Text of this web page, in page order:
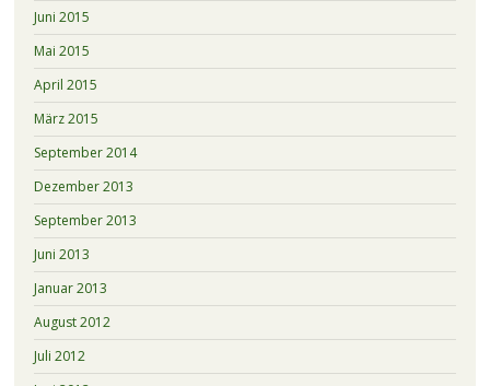
Juni 2015
Mai 2015
April 2015
März 2015
September 2014
Dezember 2013
September 2013
Juni 2013
Januar 2013
August 2012
Juli 2012